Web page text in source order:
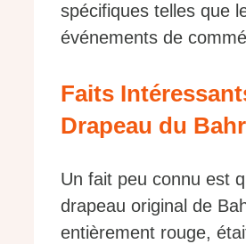
spécifiques telles que
événements de
Faits
Drapeau du
Un fait peu connu est
drapeau original de
entièrement rouge,